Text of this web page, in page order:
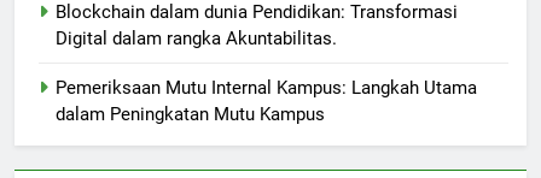
Blockchain dalam dunia Pendidikan: Transformasi
Digital dalam rangka Akuntabilitas.
Pemeriksaan Mutu Internal Kampus: Langkah Utama
dalam Peningkatan Mutu Kampus